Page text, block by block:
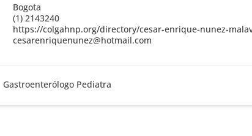
Bogota
(1) 2143240
https://colgahnp.org/directory/cesar-enrique-nunez-
cesarenriquenunez@hotmail.com
Gastroenterólogo Pediatra